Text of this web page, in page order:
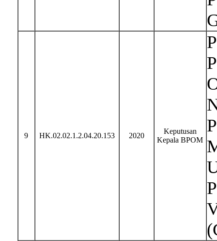
9 HK.02.02.1.2.04.20.153 2020
Keputusan
Kepala BPOM